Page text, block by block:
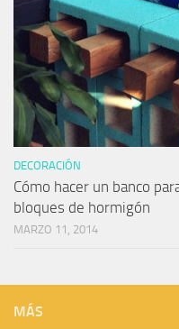
DECORACIÓN
Cómo hacer un banco
bloques de hormigón
MARZO 11, 2014
MÁS